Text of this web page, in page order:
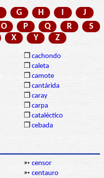
G H I
J
O P Q R
S
X Y Z
❒ cachondo
❒ caleta
❒ camote
❒ cantárida
❒ caray
❒ carpa
❒ cataléctico
❒ cebada
➳ censor
➳ centauro